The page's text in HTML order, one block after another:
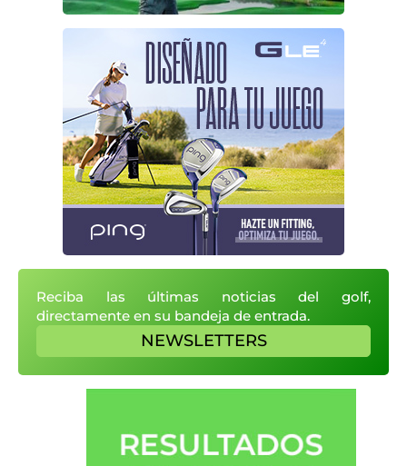
Reciba las últimas noticias del golf,
directamente en su bandeja de entrada.
NEWSLETTERS